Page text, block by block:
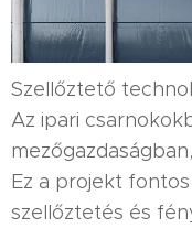
Szellőztető
Az ipari
Ez a projekt
szellőztetés és